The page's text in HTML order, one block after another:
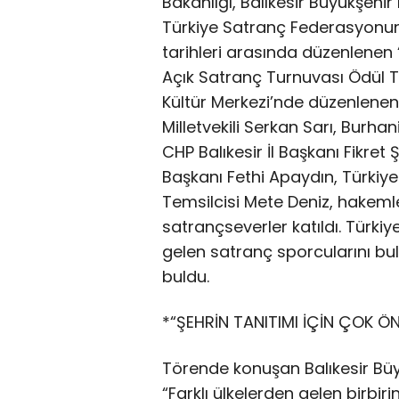
Türkiye Satranç
tarihleri arasında düzenlenen
Açık Satranç Turnuvası Ödül
Kültür Merkezi’nde düzenlenen
Milletvekili Serkan Sarı,
CHP Balıkesir İl Başkanı
Başkanı Fethi Apaydın,
Temsilcisi Mete Deniz,
satrançseverler katıldı.
gelen satranç sporcularını
buldu.
*“ŞEHRİN TANITIMI İÇİN ÇOK
Törende konuşan Balıkesir
“Farklı ülkelerden gelen